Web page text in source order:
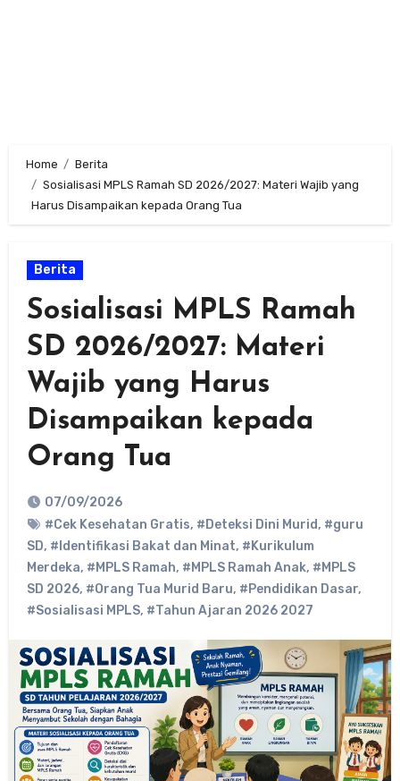
Home
Berita
Sosialisasi MPLS Ramah SD 2026/2027: Materi Wajib yang
Harus Disampaikan kepada Orang Tua
Berita
Sosialisasi MPLS Ramah
SD 2026/2027: Materi
Wajib yang Harus
Disampaikan kepada
Orang Tua
07/09/2026
#Cek Kesehatan Gratis, #Deteksi Dini Murid, #guru
SD, #Identifikasi Bakat dan Minat, #Kurikulum
Merdeka, #MPLS Ramah, #MPLS Ramah Anak, #MPLS
SD 2026, #Orang Tua Murid Baru, #Pendidikan Dasar,
#Sosialisasi MPLS, #Tahun Ajaran 2026 2027